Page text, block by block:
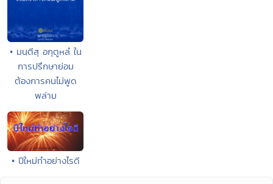
• มนฺตีสุ อกุตูหลํ ใน
การปรึกษาย่อม
ต้องการคนไม่พูด
พล่าม
• ปีใหม่ทำอย่างไรดี